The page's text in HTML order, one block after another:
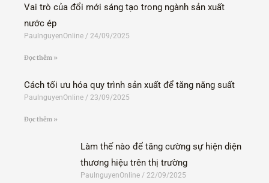
Vai trò của đổi mới sáng tạo trong ngành sản xuất
nước ép
PaulnguyenOnline 24/09/2025
Đọc thêm »
Cách tối ưu hóa quy trình sản xuất để tăng năng suất
PaulnguyenOnline 23/09/2025
Đọc thêm »
Làm thế nào để tăng cường sự hiện diện
thương hiệu trên thị trường
PaulnguyenOnline 22/09/2025